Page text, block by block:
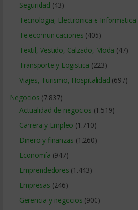
Seguridad (43)
Tecnologia, Electronica e Informatica
Telecomunicaciones (405)
Textil, Vestido, Calzado, Moda (47)
Transporte y Logistica (223)
Viajes, Turismo, Hospitalidad (697)
Negocios (7.837)
Actualidad de negocios (1.519)
Carrera y Empleo (1.710)
Dinero y finanzas (1.260)
Economía (947)
Emprendedores (1.443)
Empresas (246)
Gerencia y negocios (900)